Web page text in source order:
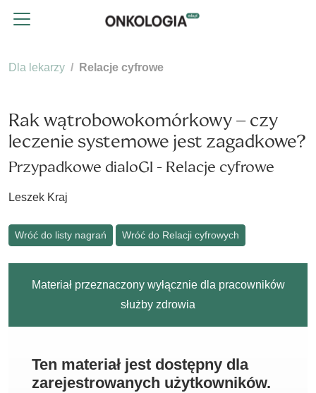
Dla lekarzy Relacje cyfrowe
Rak wątrobowokomórkowy – czy
leczenie systemowe jest zagadkowe?
Przypadkowe dialoGI - Relacje cyfrowe
Leszek Kraj
Wróć do listy nagrań Wróć do Relacji cyfrowych
Materiał przeznaczony wyłącznie dla pracowników
służby zdrowia
Ten materiał jest dostępny dla
zarejestrowanych użytkowników.